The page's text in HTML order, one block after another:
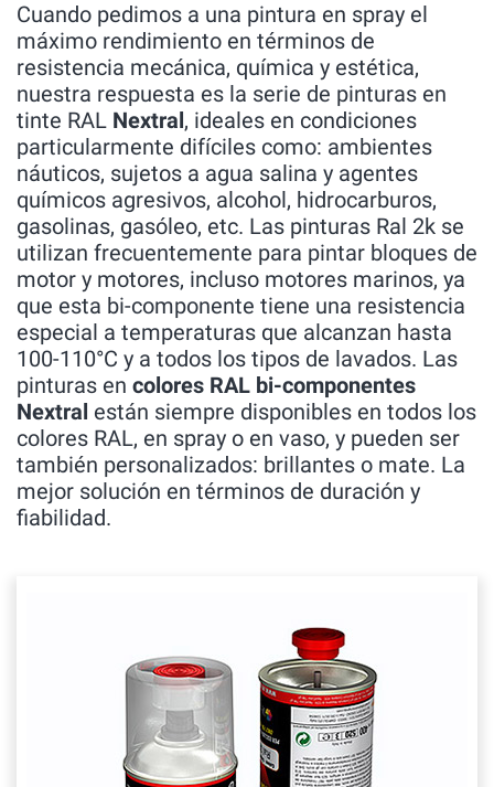
Cuando pedimos a una pintura en spray el
máximo rendimiento en términos de
resistencia mecánica, química y estética,
nuestra respuesta es la serie de pinturas en
tinte RAL Nextral, ideales en condiciones
particularmente difíciles como: ambientes
náuticos, sujetos a agua salina y agentes
químicos agresivos, alcohol, hidrocarburos,
gasolinas, gasóleo, etc. Las pinturas Ral 2k se
utilizan frecuentemente para pintar bloques de
motor y motores, incluso motores marinos, ya
que esta bi-componente tiene una resistencia
especial a temperaturas que alcanzan hasta
100-110°C y a todos los tipos de lavados. Las
pinturas en colores RAL bi-componentes
Nextral están siempre disponibles en todos los
colores RAL, en spray o en vaso, y pueden ser
también personalizados: brillantes o mate. La
mejor solución en términos de duración y
fiabilidad.